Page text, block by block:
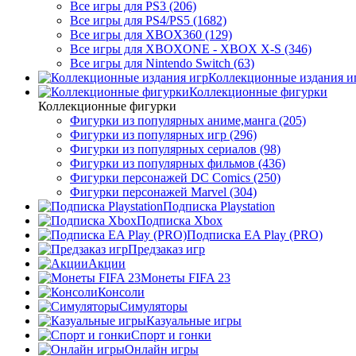
Все игры для PS3 (206)
Все игры для PS4/PS5 (1682)
Все игры для XBOX360 (129)
Все игры для XBOXONE - XBOX X-S (346)
Все игры для Nintendo Switch (63)
Коллекционные издания
Коллекционные фигурки
Коллекционные фигурки
Фигурки из популярных аниме,манга (205)
Фигурки из популярных игр (296)
Фигурки из популярных сериалов (98)
Фигурки из популярных фильмов (436)
Фигурки персонажей DC Comics (250)
Фигурки персонажей Marvel (304)
Подписка Playstation
Подписка Xbox
Подписка EA Play (PRO)
Предзаказ игр
Акции
Монеты FIFA 23
Консоли
Симуляторы
Казуальные игры
Спорт и гонки
Онлайн игры